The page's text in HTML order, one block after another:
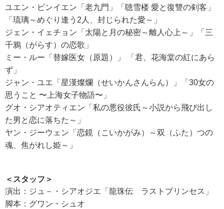
ユエン・ビンイエン「老九門」「聴雪楼 愛と復讐の剣客」
「琉璃～めぐり逢う2人、封じられた愛～」
ジェン・イェチョン「太陽と月の秘密～離人心上～」「三
千鴉（がらす）の恋歌」
ミー・ルー「替嫁医女（原題）」 「君、花海棠の紅にあら
ず」
ジャン・ユエ「星漢燦爛（せいかんさんらん）」「30女の
思うこと 〜上海女子物語〜」
グオ・シアオティエン「私の悪役彼氏～小説から飛び出し
た男と恋に落ちた～」
ヤン・ジーウェン「恋鏡（こいかがみ）～双（ふた）つの
魂、焦がれし姫～」
＜スタッフ＞
演出：ジュ－・シアオジエ「龍珠伝 ラストプリンセス」
脚本：グワン・シュオ